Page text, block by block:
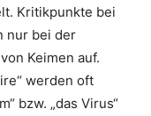
Kritikpunkte bei
nur bei der
Keimen auf.
werden oft
bzw. „das Virus“